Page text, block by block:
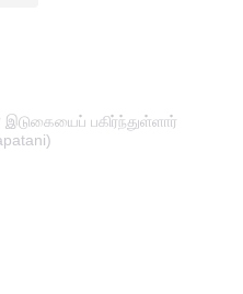
பகிர்ந்துள்ளார்